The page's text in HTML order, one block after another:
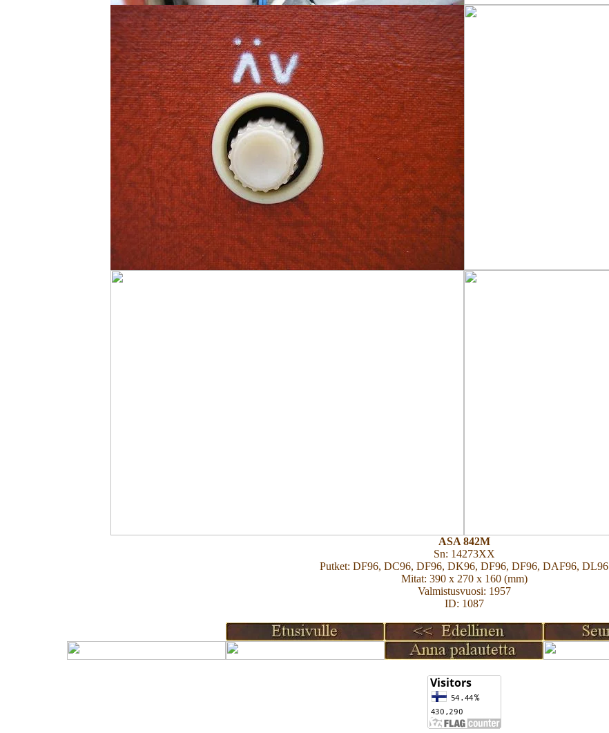
ASA 842M
Sn: 14273XX
Putket: DF96, DC96, DF96, DK96, DF96, DF96, DAF96, DL96
Mitat: 390 x 270 x 160 (mm)
Valmistusvuosi: 1957
ID: 1087